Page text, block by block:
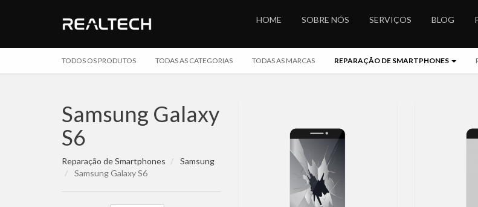
HOME SOBRE NÓS SERVIÇOS BLOG
TODOS OS PRODUTOS TODAS AS CATEGORIAS TODAS AS MARCAS REPARAÇÃO DE SMARTPHONES
Samsung Galaxy
S6
Reparação de Smartphones
Samsung
Samsung Galaxy S6